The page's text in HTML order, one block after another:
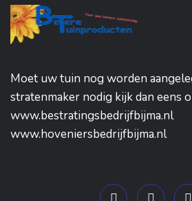
Moet uw tuin nog worden
stratenmaker nodig kijk dan eens
www.bestratingsbedrijfbijma.nl
www.hoveniersbedrijfbijma.nl